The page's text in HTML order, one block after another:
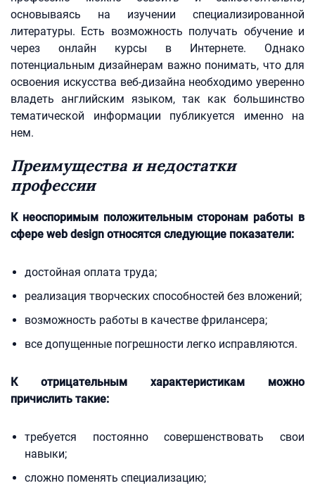
основываясь на изучении специализированной
литературы. Есть возможность получать обучение и
через онлайн курсы в Интернете. Однако
потенциальным дизайнерам важно понимать, что для
освоения искусства веб-дизайна необходимо уверенно
владеть английским языком, так как большинство
тематической информации публикуется именно на
нем.
Преимущества и недостатки
профессии
К неоспоримым положительным сторонам работы в
сфере web design относятся следующие показатели:
достойная оплата труда;
реализация творческих способностей без вложений;
возможность работы в качестве фрилансера;
все допущенные погрешности легко исправляются.
К отрицательным характеристикам можно
причислить такие:
требуется постоянно совершенствовать свои
навыки;
сложно поменять специализацию;